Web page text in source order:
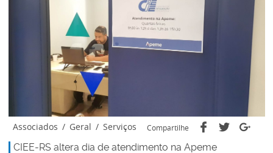
Associados / Geral / Serviços Compartilhe
CIEE-RS altera dia de atendimento na Apeme